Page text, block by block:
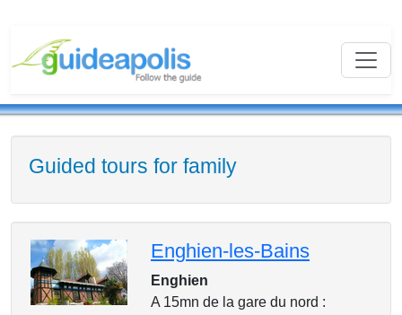
Guided tours for family
Enghien-les-Bains
Enghien
A 15mn de la gare du nord :